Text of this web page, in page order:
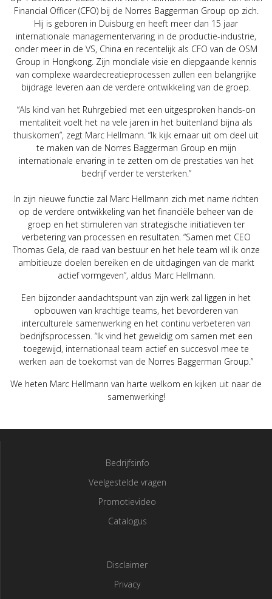
Financial Officer (CFO) bij de Norres Baggerman Group op zich.
Hij is geboren in Duisburg en heeft meer dan 15 jaar
internationale managementervaring in de productie-industrie,
onder meer in de VS, China en recentelijk als CFO van de OSM
Group in Hongkong. Zijn mondiale visie en diepgaande kennis
van complexe waardecreatieprocessen zullen een belangrijke
bijdrage leveren aan de verdere ontwikkeling van de groep.
“Als kind van het Ruhrgebied met een uitgesproken hands-on
mentaliteit voelt het na vele jaren in het buitenland bijna als
thuiskomen”, zegt Marc Hellmann. “Ik kijk ernaar uit om deel uit
te maken van de Norres Baggerman Group en mijn
internationale ervaring in te zetten om de prestaties van het
bedrijf verder te versterken.”
In zijn nieuwe functie zal Marc Hellmann zich met name richten
op de verdere ontwikkeling van het financiële beheer van de
groep en het stimuleren van strategische initiatieven ter
verbetering van processen en resultaten. “Samen met CEO
Thomas Gela, de raad van bestuur en het hele team wil ik onze
ambitieuze doelen bereiken en de uitdagingen van de markt
actief vormgeven”, aldus Marc Hellmann.
Een bijzonder aandachtspunt van zijn werk zal liggen in het
opbouwen van krachtige teams, het bevorderen van
interculturele samenwerking en het continu verbeteren van
bedrijfsprocessen. “Ik vind het geweldig om samen met een
toegewijd, internationaal team actief en succesvol mee te
werken aan de toekomst van de Norres Baggerman Group.”
We heten Marc Hellmann van harte welkom en kijken uit naar de
samenwerking!
Bedrijfsinfo
Veelgestelde vragen
Promotievideo
Catalogus
Disclaimer
Privacy